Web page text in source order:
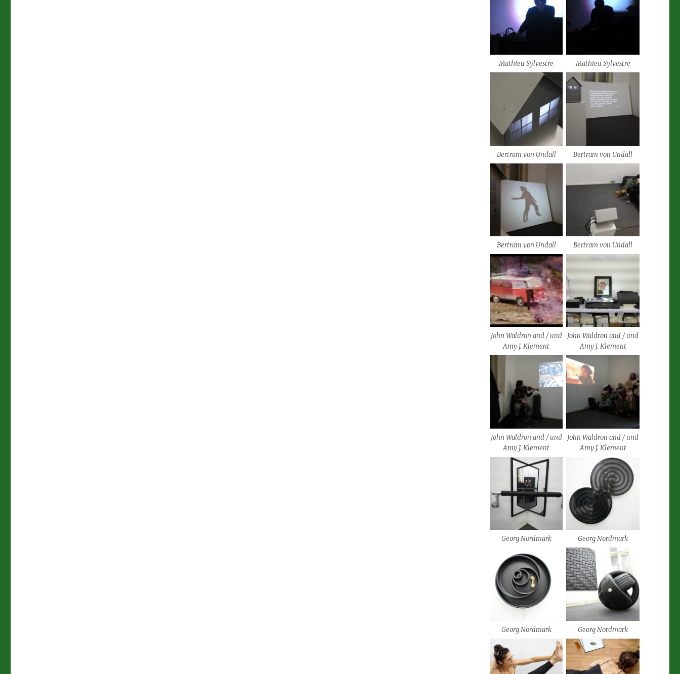
Mathieu Sylvestre Mathieu Sylvestre
Bertram von Undall Bertram von Undall
Bertram von Undall Bertram von Undall
John Waldron and / und
Amy J. Klement
John Waldron and / und
Amy J. Klement
John Waldron and / und
Amy J. Klement
John Waldron and / und
Amy J. Klement
Georg Nordmark Georg Nordmark
Georg Nordmark Georg Nordmark